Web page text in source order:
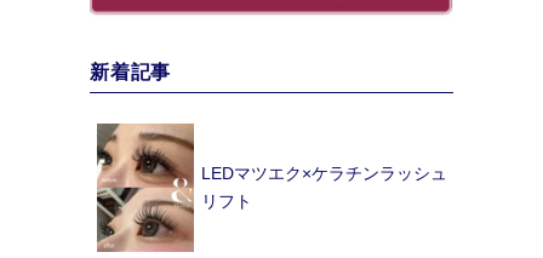
新着記事
LEDマツエク×ケラチンラッシュ
リフト